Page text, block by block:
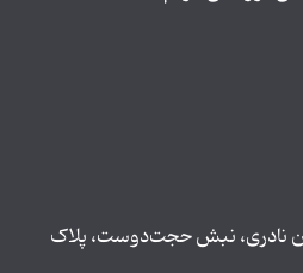
نادری، نبش حجت‌دوست، پلاک